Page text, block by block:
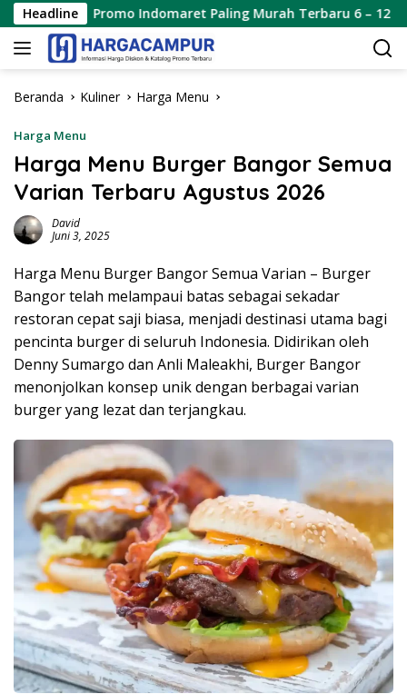
Langsung
ke
konten
Headline
Promo Indomaret Paling Murah Terbaru 6 – 12 Agustus 2026
Beranda Kuliner Harga Menu
Harga Menu
Harga Menu Burger Bangor Semua
Varian Terbaru Agustus 2026
David
Juni 3, 2025
Harga Menu Burger Bangor Semua Varian – Burger
Bangor telah melampaui batas sebagai sekadar
restoran cepat saji biasa, menjadi destinasi utama bagi
pencinta burger di seluruh Indonesia. Didirikan oleh
Denny Sumargo dan Anli Maleakhi, Burger Bangor
menonjolkan konsep unik dengan berbagai varian
burger yang lezat dan terjangkau.